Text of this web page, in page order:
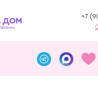
+7